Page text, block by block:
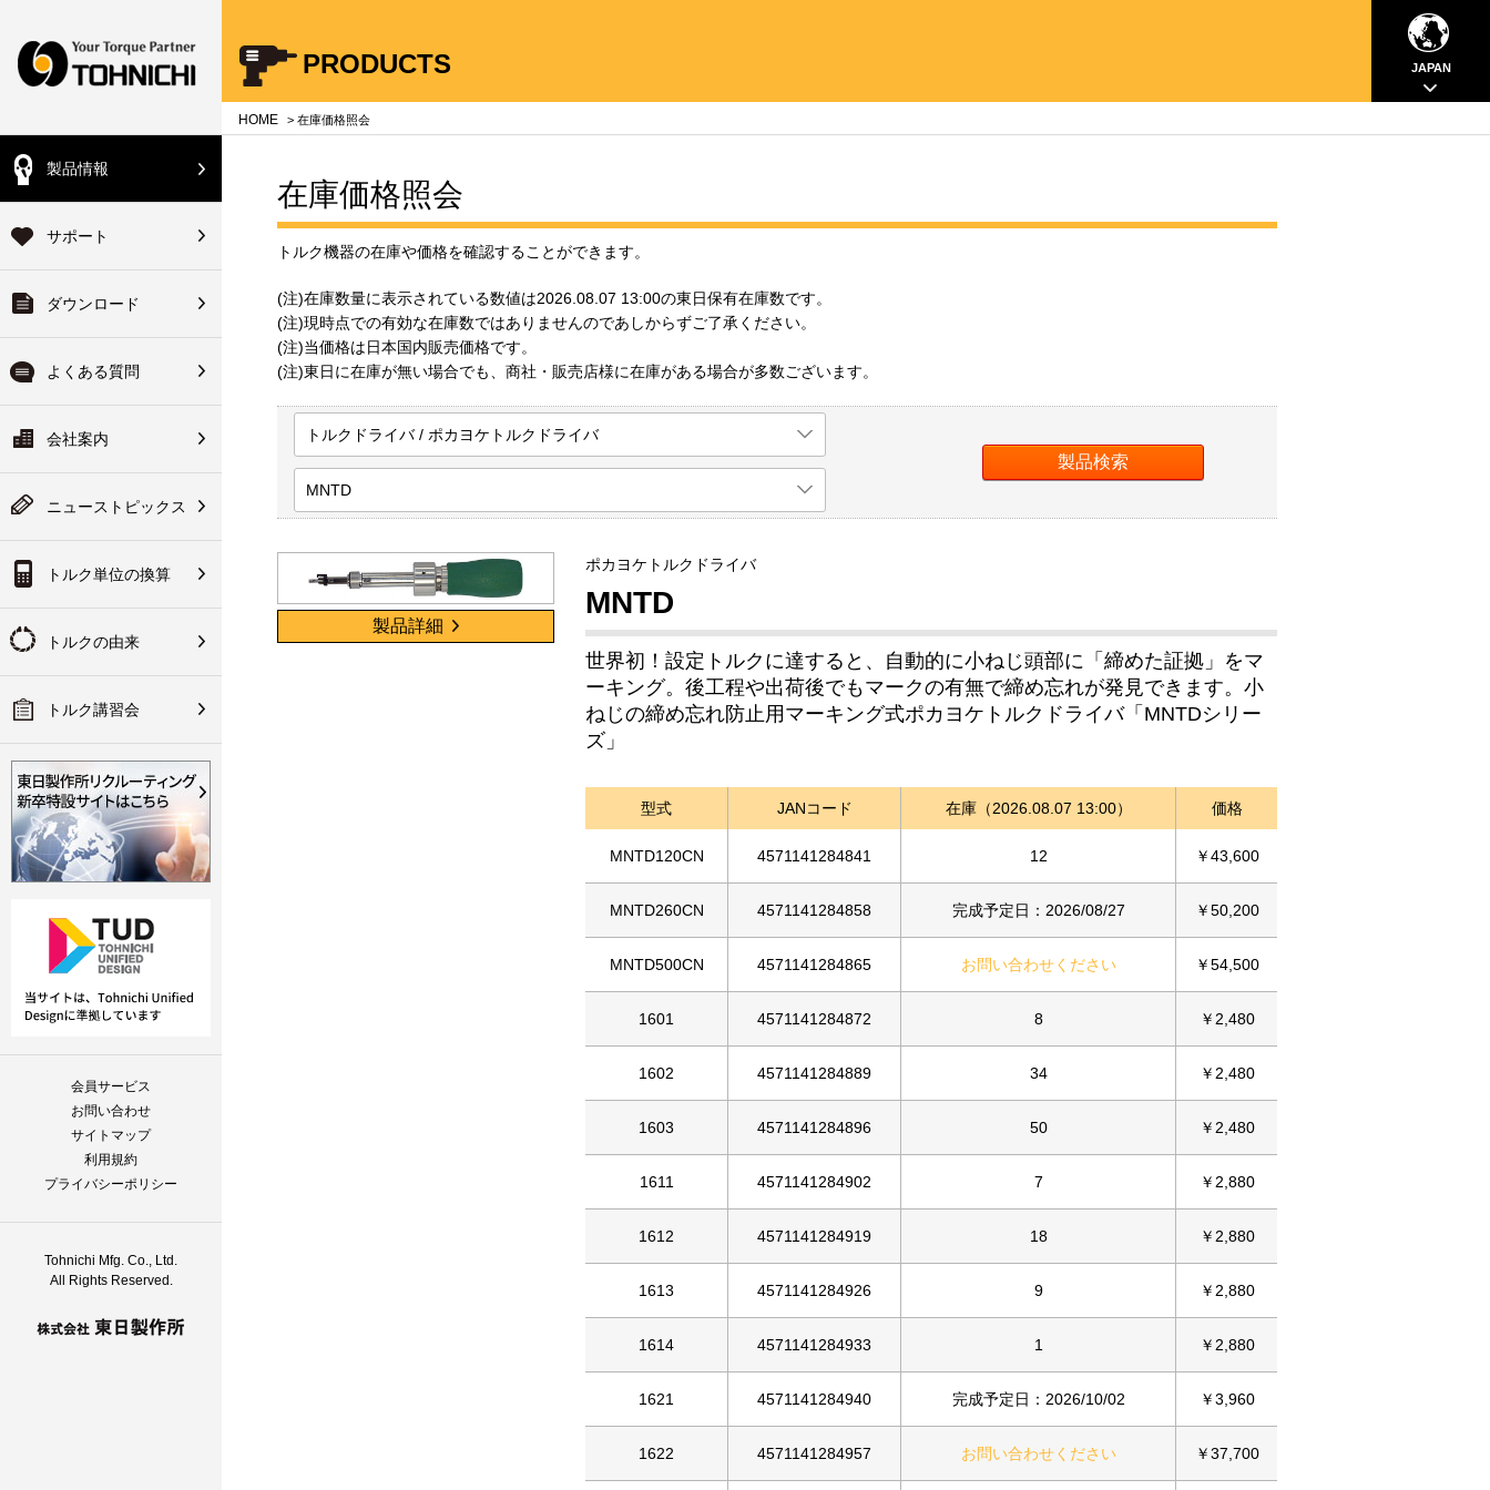
製品情報
サポート
ダウンロード
よくある質問
会社案内
ニューストピックス
トルク単位の換算
トルクの由来
トルク講習会
会員サービス
お問い合わせ
サイトマップ
利用規約
プライバシーポリシー
Tohnichi Mfg. Co., Ltd.
All Rights Reserved.
タ／チェッカ
製品
サポート
サービス
アサービス
ーサービス
イドサービス
代理店網
器総合製品案内
ンドブック
正装置
カイブ
ツリスト
な使い方
パーツリスト
くある質問
位について
使い方について
理について
ビリティ体系図・非該
方法など
その他
所について
社案内
社概要
のご挨拶
点一覧
連会社
り組みについて
変換
：換算後のトルク値
会員の方
録済の方は下記ボタ
ログイン
会員登録が必要にな
会員登録
PRODUCTS JAPAN
HOME > 在庫価格照会
在庫価格照会
トルク機器の在庫や価格を確認することができます。
(注)在庫数量に表示されている数値は2026.08.07 13:00の東日保有在庫数です。
(注)現時点での有効な在庫数ではありませんのであしからずご了承ください。
(注)当価格は日本国内販売価格です。
(注)東日に在庫が無い場合でも、商社・販売店様に在庫がある場合が多数ございます。
トルクドライバ / ポカヨケトルクドライバ
MNTD
製品詳細
ポカヨケトルクドライバ
MNTD
世界初！設定トルクに達すると、自動的に小ねじ頭部に「締めた証拠」をマ
ーキング。後工程や出荷後でもマークの有無で締め忘れが発見できます。小
ねじの締め忘れ防止用マーキング式ポカヨケトルクドライバ「MNTDシリー
ズ」
型式 JANコード 在庫（2026.08.07 13:00） 価格
MNTD120CN 4571141284841 12 ￥43,600
MNTD260CN 4571141284858 完成予定日：2026/08/27 ￥50,200
MNTD500CN 4571141284865 お問い合わせください ￥54,500
1601 4571141284872 8 ￥2,480
1602 4571141284889 34 ￥2,480
1603 4571141284896 50 ￥2,480
1611 4571141284902 7 ￥2,880
1612 4571141284919 18 ￥2,880
1613 4571141284926 9 ￥2,880
1614 4571141284933 1 ￥2,880
1621 4571141284940 完成予定日：2026/10/02 ￥3,960
1622 4571141284957 お問い合わせください ￥37,700